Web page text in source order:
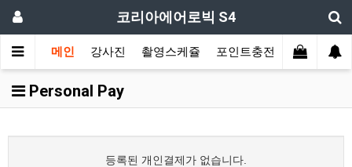
코리아에어로빅 S4
메인 강사진 촬영스케쥴 포인트충전 장르별 모음
Personal Pay
등록된 개인결제가 없습니다.